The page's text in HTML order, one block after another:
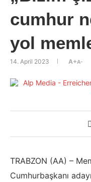
cumhur
yol
14. April 2023 A+A-
TRABZON (AA) –
Cumhurbaşkanı